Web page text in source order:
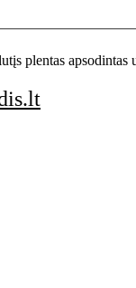
plentas apsodintas